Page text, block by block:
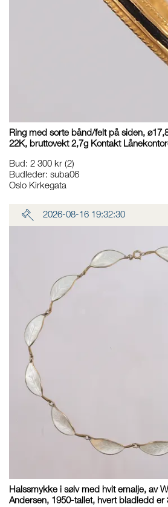
Ring med sorte bånd/felt på siden,
22K, bruttovekt 2,7g Kontakt
Bud: 2 300 kr (2)
Budleder: suba06
Oslo Kirkegata
2026-08-16 19:32:30
Halssmykke i sølv med hvit emalje, av
Andersen, 1950-tallet, hvert bladledd er